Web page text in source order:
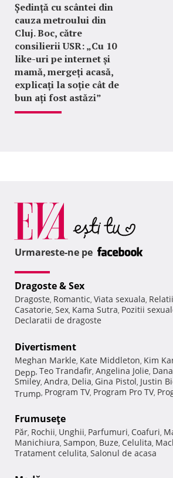
Ședință cu scântei din
cauza metroului din
Cluj. Boc, către
consilierii USR: „Cu 10
like-uri pe internet și
mamă, mergeți acasă,
explicați la soție cât de
bun ați fost astăzi”
Urmareste-ne pe
Dragoste & Sex
Dragoste, Romantic, Viata sexuala, Relatii
Casatorie, Sex, Kama Sutra, Pozitii
Declaratii de dragoste
Divertisment
Meghan Markle, Kate Middleton, Kim
Depp, Teo Trandafir, Angelina Jolie,
Smiley, Andra, Delia, Gina Pistol, Justin
Trump, Program TV, Program Pro TV,
Frumuseţe
Păr, Rochii, Unghii, Parfumuri, Coafuri,
Manichiura, Sampon, Buze, Celulita,
Tratament celulita, Salonul de acasa